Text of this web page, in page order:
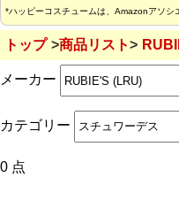
*ハッピーコスチュームは、Amazonアソシ
トップ 商品リスト
メーカー
カテゴリー
0 点